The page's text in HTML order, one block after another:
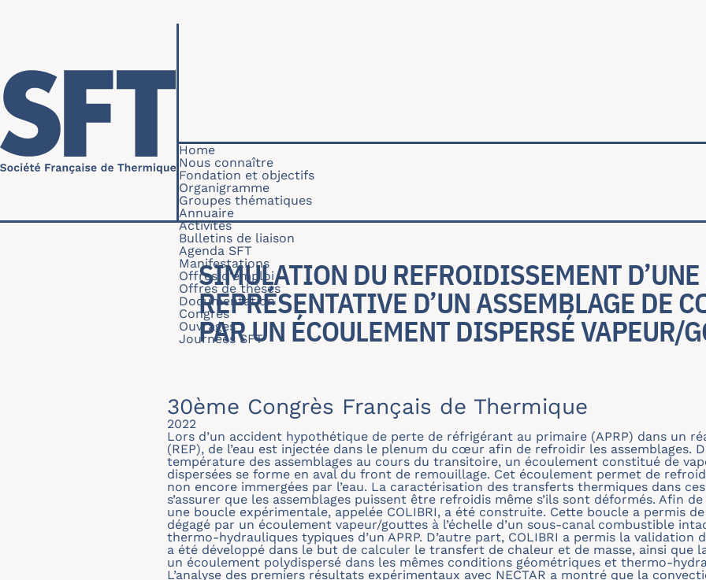
Navigation principale
Home
Nous connaître
Fondation et objectifs
Organigramme
Groupes thématiques
Annuaire
Activités
Bulletins de liaison
Agenda SFT
Manifestations
Offres d'emploi
Offres de thèses
Documentation
Congrès
Ouvrages
Journées SFT
SIMULATION DU REFROIDISSEMENT D’UNE
REPRÉSENTATIVE D’UN ASSEMBLAGE DE
PAR UN ÉCOULEMENT DISPERSÉ VAPEUR/
30ème Congrès Français de Thermique
2022
Lors d’un accident hypothétique de perte de réfrigérant au primaire (APRP) dans un
(REP), de l’eau est injectée dans le plenum du cœur afin de refroidir les assemblages.
température des assemblages au cours du transitoire, un écoulement constitué de
dispersées se forme en aval du front de remouillage. Cet écoulement permet de
non encore immergées par l’eau. La caractérisation des transferts thermiques dans
s’assurer que les assemblages puissent être refroidis même s’ils sont déformés. Afin
une boucle expérimentale, appelée COLIBRI, a été construite. Cette boucle a permis
dégagé par un écoulement vapeur/gouttes à l’échelle d’un sous-canal combustible
thermo-hydrauliques typiques d’un APRP. D’autre part, COLIBRI a permis la validation
a été développé dans le but de calculer le transfert de chaleur et de masse, ainsi que
un écoulement polydispersé dans les mêmes conditions géométriques et thermo-
L’analyse des premiers résultats expérimentaux avec NECTAR a montré que la